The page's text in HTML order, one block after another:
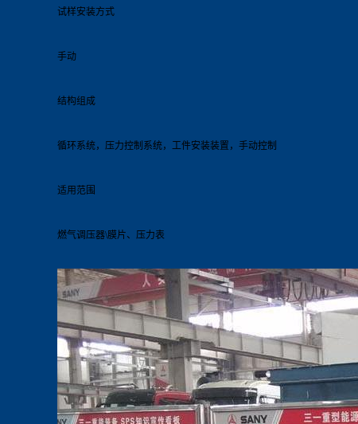
试样安装方式
手动
结构组成
循环系统，压力控制系统，工件安装装置，手动控制
适用范围
燃气调压器\膜片、压力表